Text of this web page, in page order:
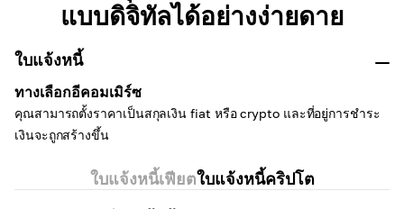
แบบดิจิทัลได้อย่างง่ายดาย
ใบแจ้งหนี้
ทางเลือกอีคอมเมิร์ซ
คุณสามารถตั้งราคาเป็นสกุลเงิน fiat หรือ crypto และที่อยู่การชำระ
เงินจะถูกสร้างขึ้น
ใบแจ้งหนี้เฟียตใบแจ้งหนี้คริปโต